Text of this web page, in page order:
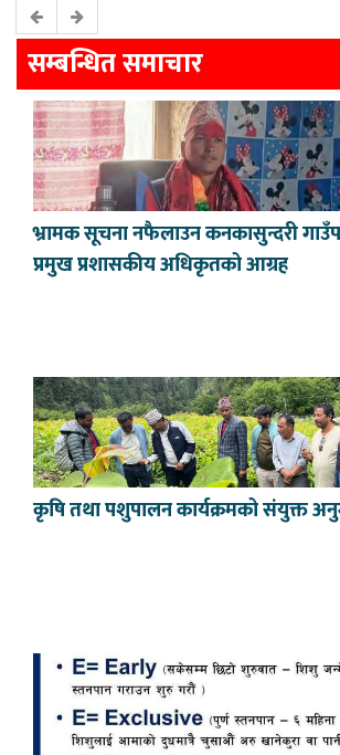
सम्बन्धित समाचार
भ्रामक सूचना नफैलाउन कनकासुन्दरी
प्रमुख प्रशासकीय अधिकृतको आग्रह
कृषि तथा पशुपालन कार्यक्रमको संयुक्त